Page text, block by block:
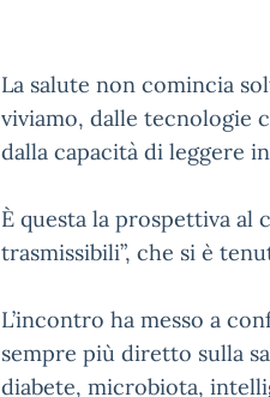
La salute non comincia
viviamo, dalle tecnologie
dalla capacità di leggere
È questa la prospettiva al
trasmissibili”, che si è
L’incontro ha messo a
sempre più diretto sulla
diabete, microbiota,